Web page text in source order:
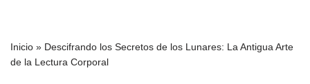
Inicio » Descifrando los Secretos de los Lunares: La Antigua Arte
de la Lectura Corporal